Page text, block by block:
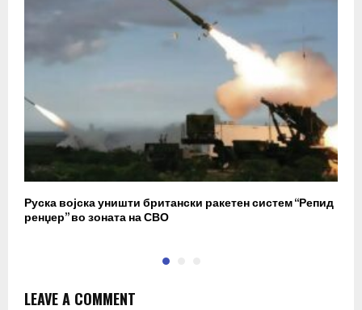
Руска војска уништи британски ракетен систем “Репид
ренџер” во зоната на СВО
LEAVE A COMMENT